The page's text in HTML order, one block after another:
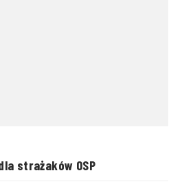
strażaków OSP